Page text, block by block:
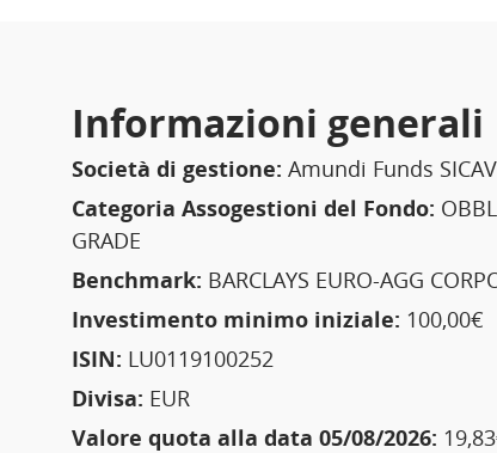
Informazioni generali
Società di gestione: Amundi Funds SICAV
Categoria Assogestioni del Fondo:
GRADE
Benchmark: BARCLAYS EURO-AGG
Investimento minimo iniziale: 100,00€
ISIN: LU0119100252
Divisa: EUR
Valore quota alla data 05/08/2026: